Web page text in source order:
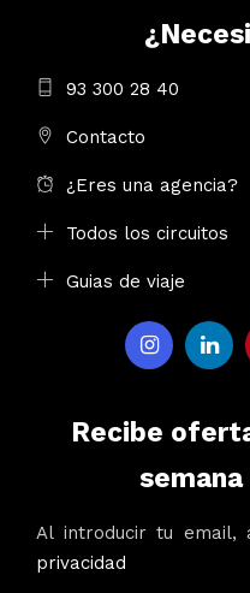
93 300 28 40
Contacto
¿Eres una agencia?
Todos los circuitos
Guias de viaje
Recibe
Al introducir tu email,
privacidad